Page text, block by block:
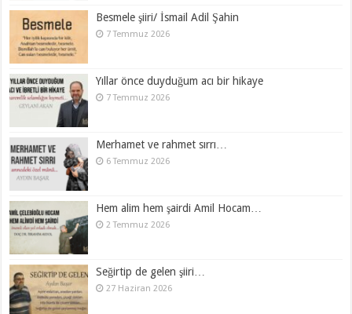
Besmele şiiri/ İsmail Adil Şahin
7 Temmuz 2026
Yıllar önce duyduğum acı bir hikaye
7 Temmuz 2026
Merhamet ve rahmet sırrı…
6 Temmuz 2026
Hem alim hem şairdi Amil Hocam…
2 Temmuz 2026
Seğirtip de gelen şiiri…
27 Haziran 2026